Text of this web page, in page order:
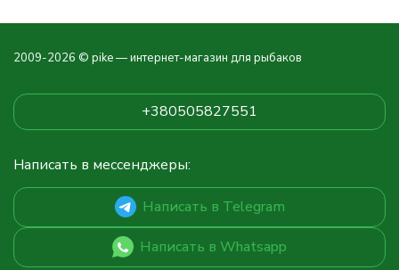
2009-2026 © pike — интернет-магазин для рыбаков
+380505827551
Написать в мессенджеры:
Написать в Telegram
Написать в Whatsapp